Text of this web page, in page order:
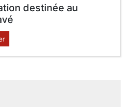
destinée au